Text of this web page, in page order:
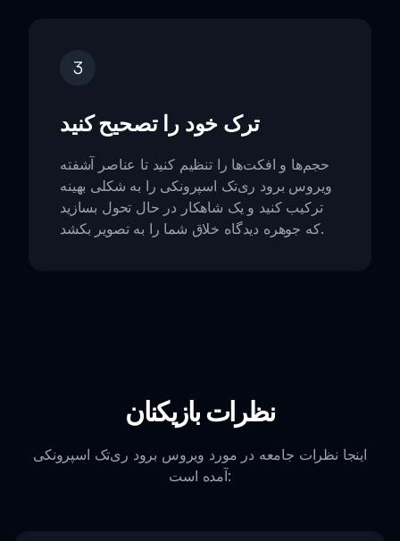
3
ترک خود را تصحیح کنید
حجم‌ها و افکت‌ها را تنظیم کنید تا عناصر آشفته
ویروس برود ری‌تک اسپرونکی را به شکلی بهینه
ترکیب کنید و یک شاهکار در حال تحول بسازید
که جوهره دیدگاه خلاق شما را به تصویر بکشد.
نظرات بازیکنان
اینجا نظرات جامعه در مورد ویروس برود ری‌تک اسپرونکی
آمده است: